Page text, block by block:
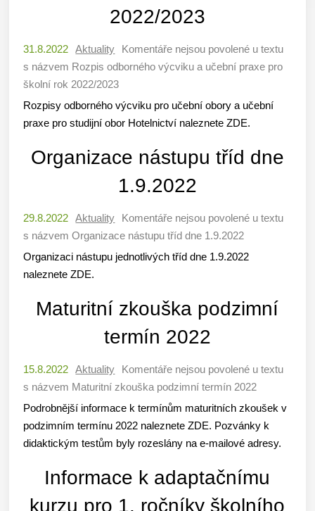
2022/2023
31.8.2022 Aktuality Komentáře nejsou povolené u textu
s názvem Rozpis odborného výcviku a učební praxe pro
školní rok 2022/2023
Rozpisy odborného výcviku pro učební obory a učební
praxe pro studijní obor Hotelnictví naleznete ZDE.
Organizace nástupu tříd dne
1.9.2022
29.8.2022 Aktuality Komentáře nejsou povolené u textu
s názvem Organizace nástupu tříd dne 1.9.2022
Organizaci nástupu jednotlivých tříd dne 1.9.2022
naleznete ZDE.
Maturitní zkouška podzimní
termín 2022
15.8.2022 Aktuality Komentáře nejsou povolené u textu
s názvem Maturitní zkouška podzimní termín 2022
Podrobnější informace k termínům maturitních zkoušek v
podzimním termínu 2022 naleznete ZDE. Pozvánky k
didaktickým testům byly rozeslány na e-mailové adresy.
Informace k adaptačnímu
kurzu pro 1. ročníky školního